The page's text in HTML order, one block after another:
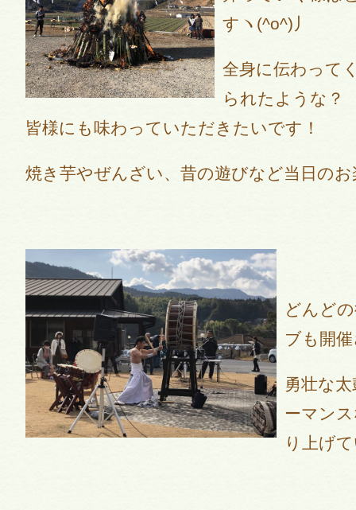
すヽ(^o^)丿
全身に伝わって
られたような？
皆様にも味わっていただきたいです！
焼き芋やぜんざい、昔の遊びなど当日の
どんど
ブも開
勇壮な
ーマン
り上げ